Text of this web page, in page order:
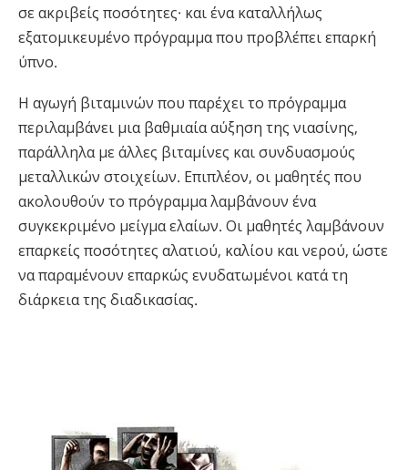
σε ακριβείς ποσότητες· και ένα καταλλήλως
εξατομικευμένο πρόγραμμα που προβλέπει επαρκή
ύπνο.
Η αγωγή βιταμινών που παρέχει το πρόγραμμα
περιλαμβάνει μια βαθμιαία αύξηση της νιασίνης,
παράλληλα με άλλες βιταμίνες και συνδυασμούς
μεταλλικών στοιχείων. Επιπλέον, οι μαθητές που
ακολουθούν το πρόγραμμα λαμβάνουν ένα
συγκεκριμένο μείγμα ελαίων. Οι μαθητές λαμβάνουν
επαρκείς ποσότητες αλατιού, καλίου και νερού, ώστε
να παραμένουν επαρκώς ενυδατωμένοι κατά τη
διάρκεια της διαδικασίας.